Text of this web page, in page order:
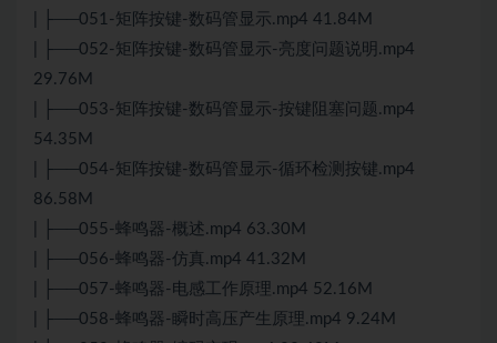
| ├──051-矩阵按键-数码管显示.mp4 41.84M
| ├──052-矩阵按键-数码管显示-亮度问题说明.mp4
29.76M
| ├──053-矩阵按键-数码管显示-按键阻塞问题.mp4
54.35M
| ├──054-矩阵按键-数码管显示-循环检测按键.mp4
86.58M
| ├──055-蜂鸣器-概述.mp4 63.30M
| ├──056-蜂鸣器-仿真.mp4 41.32M
| ├──057-蜂鸣器-电感工作原理.mp4 52.16M
| ├──058-蜂鸣器-瞬时高压产生原理.mp4 9.24M